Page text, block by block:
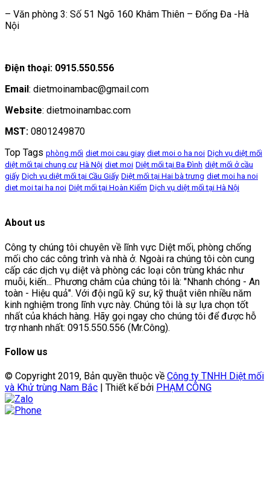
– Văn phòng 3: Số 51 Ngõ 160 Khâm Thiên – Đống Đa -Hà
Nội
Điện thoại: 0915.550.556
Email : dietmoinambac@gmail.com
Website: dietmoinambac.com
MST: 0801249870
Top Tags phòng mối diet moi cau giay diet moi o ha noi Dịch vụ diệt mối
diệt mối tại chung cư Hà Nội diet moi Diệt mối tại Ba Đình diệt mối ở cầu
giấy Dịch vụ diệt mối tại Cầu Giấy Diệt mối tại Hai bà trưng diet moi ha noi
diet moi tai ha noi Diệt mối tại Hoàn Kiếm Dịch vụ diệt mối tại Hà Nội
About us
Công ty chúng tôi chuyên về lĩnh vực Diệt mối, phòng chống
mối cho các công trình và nhà ở. Ngoài ra chúng tôi còn cung
cấp các dịch vụ diệt và phòng các loại côn trùng khác như
muỗi, kiến... Phương châm của chúng tôi là: "Nhanh chóng - An
toàn - Hiệu quả". Với đội ngũ kỹ sư, kỹ thuật viên nhiều năm
kinh nghiệm trong lĩnh vực này. Chúng tôi là sự lựa chọn tốt
nhất của khách hàng. Hãy gọi ngay cho chúng tôi để được hỗ
trợ nhanh nhất: 0915.550.556 (Mr.Công).
Follow us
© Copyright 2019, Bản quyền thuộc về Công ty TNHH Diệt mối
và Khử trùng Nam Bắc | Thiết kế bởi PHẠM CÔNG